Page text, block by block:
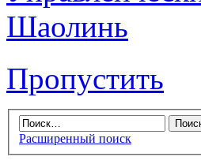
Пропустить
Расширенный поиск